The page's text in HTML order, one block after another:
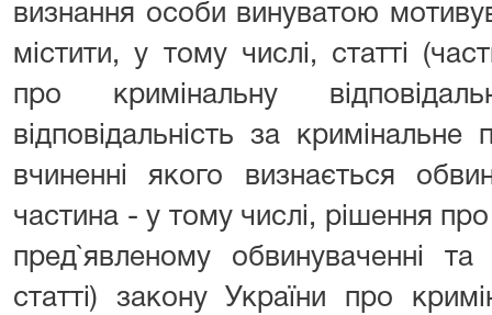
визнання особи винуватою
містити, у тому числі, статті
про кримінальну
відповідальність за
вчиненні якого визнається
частина - у тому числі, рішення
пред`явленому обвинуваченні та
статті) закону України про